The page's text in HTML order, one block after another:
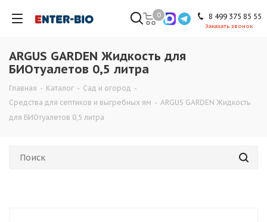
8 499 375 85 55
Заказать звонок
0
ARGUS GARDEN Жидкость для
БИОтуалетов 0,5 литра
Главная - Каталог - Сад и огород -
Средства для септиков и выгребных ям - ARGUS GARDEN Жидкость
для БИОтуалетов 0,5 литра